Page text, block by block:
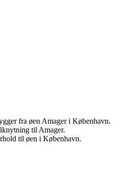
fra øen Amager i København.
til Amager.
til øen i København.